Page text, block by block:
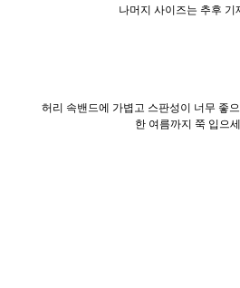
나머지 사이즈는 추후 기
허리 속밴드에 가볍고 스판성이 너무 좋
한 여름까지 쭉 입으